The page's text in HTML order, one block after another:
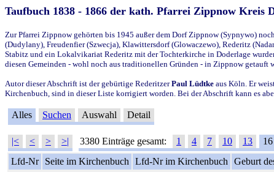
Taufbuch 1838 - 1866 der kath. Pfarrei Zippnow Kreis
Zur Pfarrei Zippnow gehörten bis 1945 außer dem Dorf Zippnow (Sypnywo)
(Dudylany), Freudenfier (Szwecja), Klawittersdorf (Glowaczewo), Rederitz
Stabitz und ein Lokalvikariat Rederitz mit der Tochterkirche in Doderlage
diesen Gemeinden - wohl noch aus traditionellen Gründen - in Zippnow getauft
Autor dieser Abschrift ist der gebürtige RederitzerPaul Lüdtke aus Köln. Er
Kirchenbuch, sind in dieser Liste korrigiert worden. Bei der Abschrift kann es
Alles Suchen Auswahl Detail
|< < > >| 3380 Einträge gesamt: 1 4 7 10 13 16
Lfd-Nr
Seite im Kirchenbuch Lfd-Nr im Kirchenbuch Geburt